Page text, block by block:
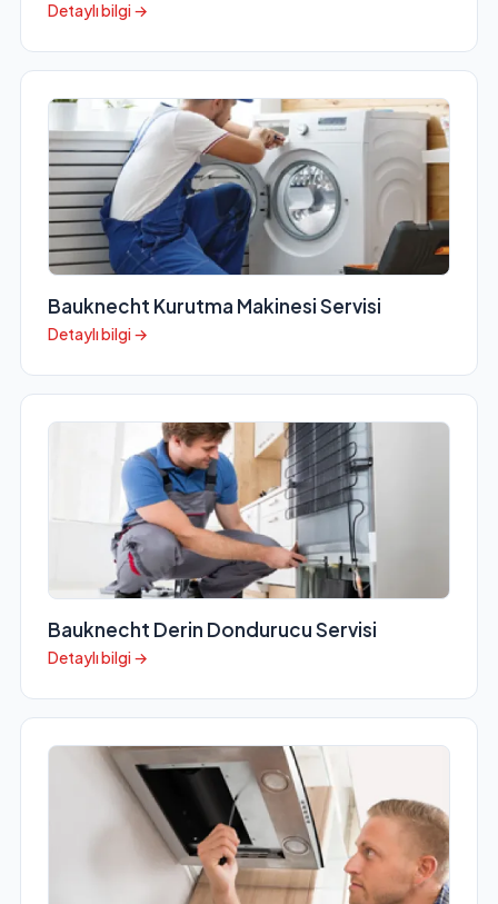
Detaylı bilgi →
Bauknecht Kurutma Makinesi Servisi
Detaylı bilgi →
Bauknecht Derin Dondurucu Servisi
Detaylı bilgi →